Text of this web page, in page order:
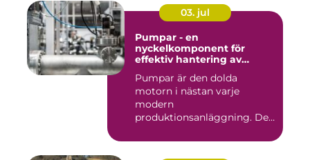
03. jul
Pumpar - en
nyckelkomponent för
effektiv hantering av
Pumpar är den dolda
motorn i nästan varje
modern
produktionsanläggning. De